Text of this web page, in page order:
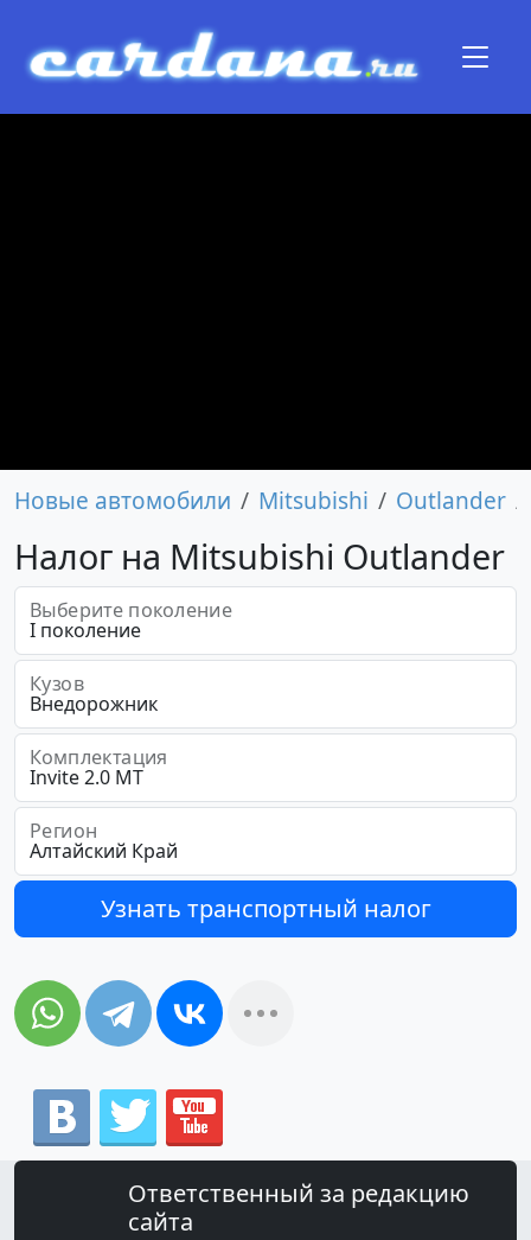
Новые автомобили Mitsubishi Outlander
Налог на Mitsubishi Outlander
Выберите поколение
Кузов
Комплектация
Регион
Ответственный за редакцию
сайта